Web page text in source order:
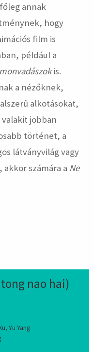
annak
hogy
film is
például a
is.
a nézőknek,
alkotásokat,
jobban
történet, a
látványvilág vagy
számára a Ne
nao hai)
Yu Yang